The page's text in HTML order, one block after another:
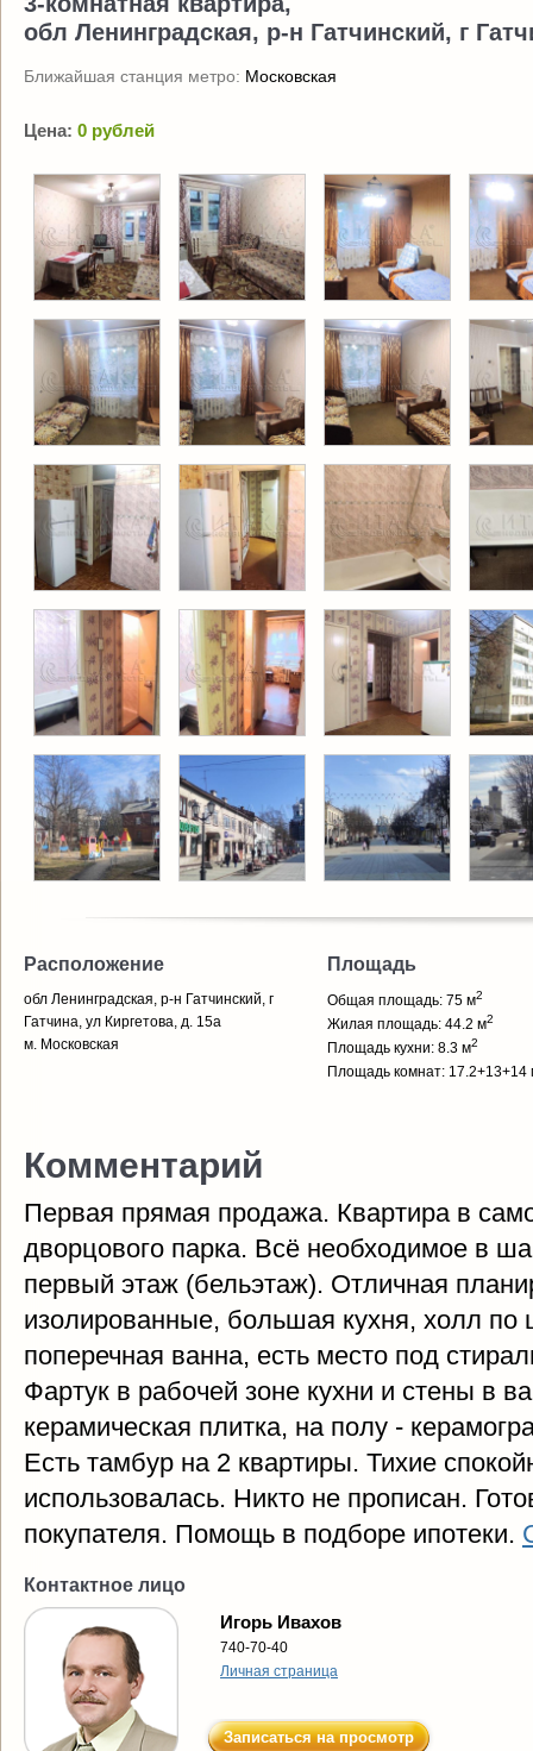
обл Ленинградская, р-н Гатчинский, г
Ближайшая станция метро: Московская
Цена: 0 рублей
Расположение
обл Ленинградская, р-н Гатчинский, г
Гатчина, ул Киргетова, д. 15а
м. Московская
Площадь
Общая площадь: 75 м2
Жилая площадь: 44.2 м2
Площадь кухни: 8.3 м2
Площадь комнат: 17.2+13+14
Комментарий
Первая прямая продажа. Квартира в
дворцового парка. Всё необходимое в
первый этаж (бельэтаж). Отличная
изолированные, большая кухня, холл по
поперечная ванна, есть место под
Фартук в рабочей зоне кухни и стены в
керамическая плитка, на полу -
Есть тамбур на 2 квартиры. Тихие
использовалась. Никто не прописан.
покупателя. Помощь в подборе ипотеки.
Контактное лицо
Игорь Ивахов
740-70-40
Личная страница
Записаться на просмотр